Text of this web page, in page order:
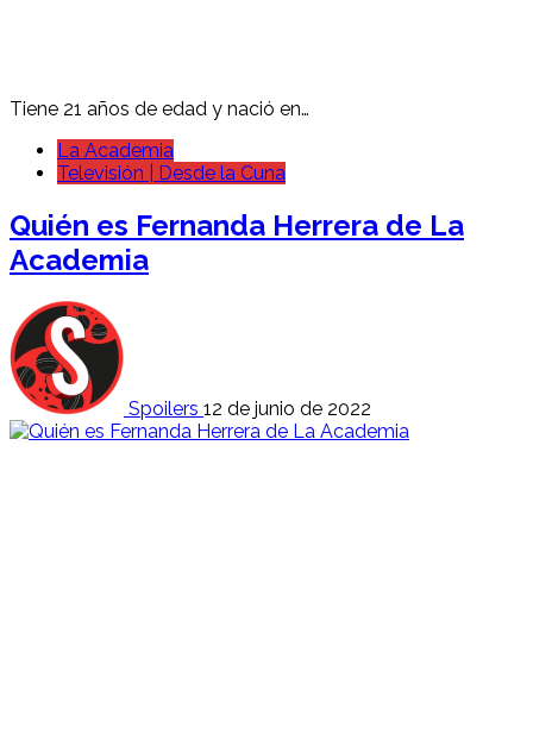
Tiene 21 años de edad y nació en…
La Academia
Televisión | Desde la Cuna
Quién es Fernanda Herrera de La
Academia
Spoilers 12 de junio de 2022